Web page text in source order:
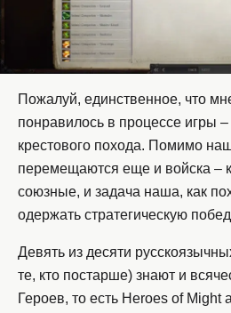
Пожалуй, единственное, что
понравилось в процессе игры
крестового похода. Помимо
перемещаются еще и войска –
союзные, и задача наша, как
одержать стратегическую
Девять из десяти
те, кто постарше) знают и
Героев, то есть Heroes of Might